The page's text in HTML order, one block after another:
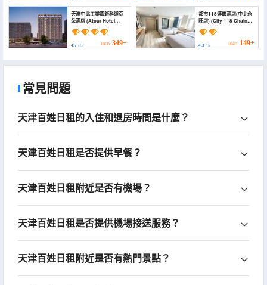
天津中北工業園新科道亞
朵酒店 (Atour Hotel
Tianjin Zhongbei
Industrial Park Xinke
Road)
4.7 / 5 HKD 349+
都市118連鎖酒店(中北永
旺店) (City 118 Chain
Hotel (Zhongbei
Yongwang))
4.3/ 5 HKD 149+
常見問題
天津百姓日租的入住和退房時間是什麼？
天津百姓日租是否提供早餐？
天津百姓日租附近是否有機場？
天津百姓日租是否提供機場接送服務？
天津百姓日租附近是否有熱門景點？